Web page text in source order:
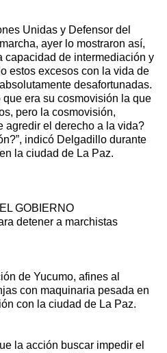
Unidas y Defensor del
ayer lo mostraron así,
capacidad de intermediación y
estos excesos con la vida de
desafortunadas.
era su cosmovisión la que
pero la cosmovisión,
agredir el derecho a la vida?
indicó Delgadillo durante
la ciudad de La Paz.
GOBIERNO
detener a marchistas
de Yucumo, afines al
con maquinaria pesada en
con la ciudad de La Paz.
la acción buscar impedir el